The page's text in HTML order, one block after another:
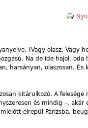
(Vagy olasz. Vagy
Na de ide hajol, oda
harsányan, olaszosan. És
kitárulkozó. A felesége
és mindig –, akár
elrepül Párizsba,